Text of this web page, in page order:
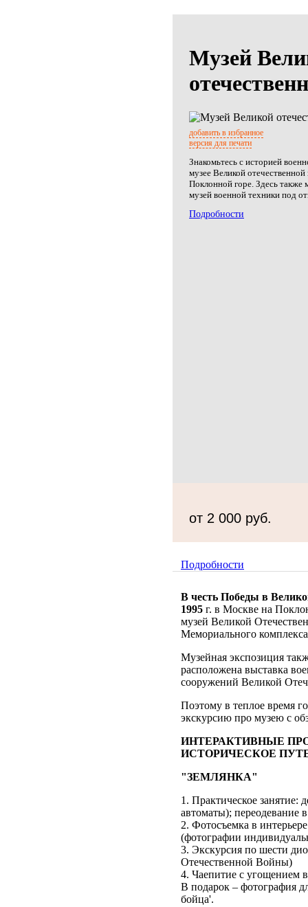
Музей
добавить в избранное
версия для печати
Знакомьтесь с историей
музее Великой
Поклонной горе. Здесь также
музей военной техники под
Подробности
от 2 000 руб.
Подробности
В честь Победы в
1995 г. в Москве на
музей Великой
Мемориального
Музейная экспозиция
расположена выставка
сооружений Великой
Поэтому в теплое время
экскурсию про музею с
ИНТЕРАКТИВНЫЕ
ИСТОРИЧЕСКОЕ
"ЗЕМЛЯНКА"
1. Практическое
автоматы); переодевание
2. Фотосъемка в
(фотографии
3. Экскурсия по шести
Отечественной Войны)
4. Чаепитие с угощением
В подарок – фотография
бойца'.